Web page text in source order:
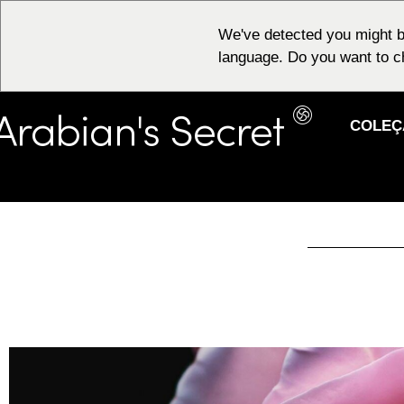
We've detected you might
language. Do you want to